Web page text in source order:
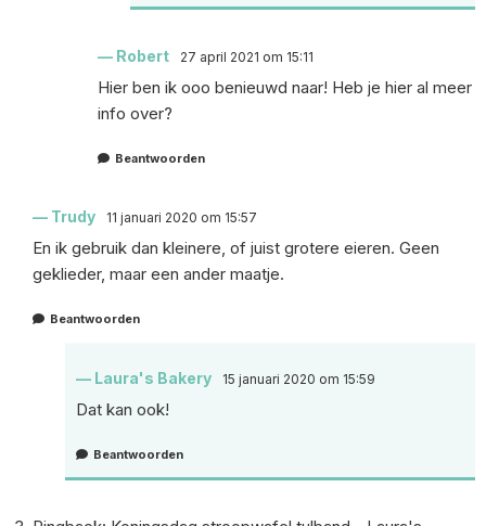
Robert 27 april 2021 om 15:11
Hier ben ik ooo benieuwd naar! Heb je hier al meer
info over?
Beantwoorden
Trudy 11 januari 2020 om 15:57
En ik gebruik dan kleinere, of juist grotere eieren. Geen
geklieder, maar een ander maatje.
Beantwoorden
Laura's Bakery 15 januari 2020 om 15:59
Dat kan ook!
Beantwoorden